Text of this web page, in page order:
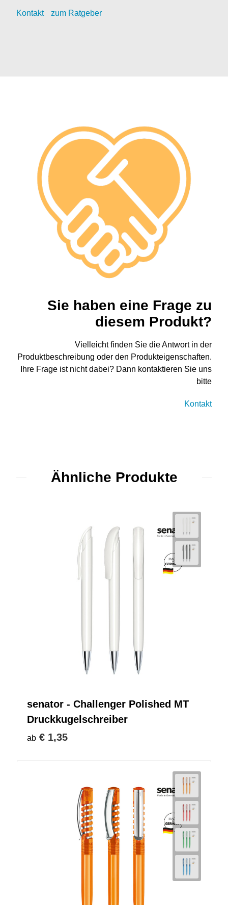
Kontakt zum Ratgeber
Sie haben eine Frage zu
diesem Produkt?
Vielleicht finden Sie die Antwort in der
Produktbeschreibung oder den Produkteigenschaften.
Ihre Frage ist nicht dabei? Dann kontaktieren Sie uns
bitte
Kontakt
Ähnliche Produkte
senator - Challenger Polished MT
Druckkugelschreiber
ab € 1,35